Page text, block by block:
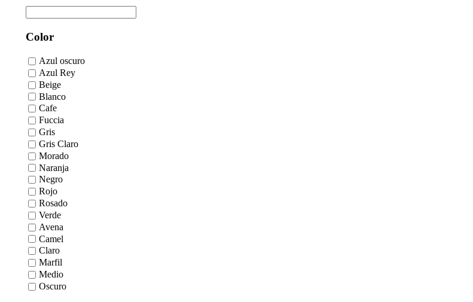
Color
Azul oscuro
Azul Rey
Beige
Blanco
Cafe
Fuccia
Gris
Gris Claro
Morado
Naranja
Negro
Rojo
Rosado
Verde
Avena
Camel
Claro
Marfil
Medio
Oscuro